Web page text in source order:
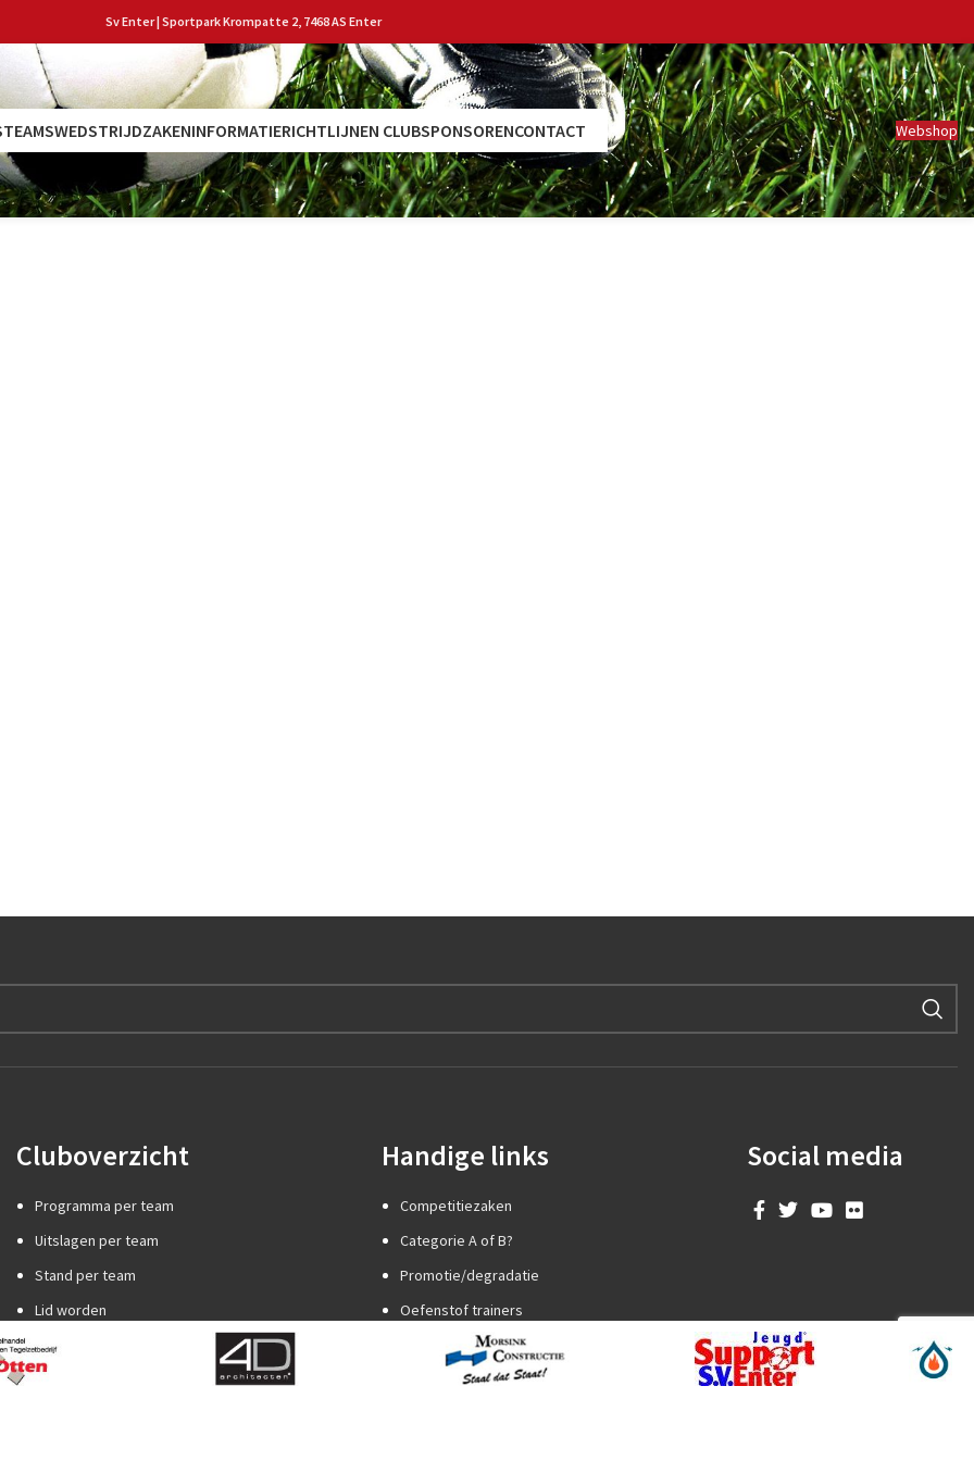
Sv Enter | Sportpark Krompatte 2, 7468 AS Enter
TEAMSWEDSTRIJDZAKENINFORMATIERICHTLIJNEN CLUBSPONSORENCONTACT Webshop
Cluboverzicht
Programma per team
Uitslagen per team
Stand per team
Lid worden
Internationaal jeugdtoernooi
Sponsor worden
Handige links
Competitiezaken
Categorie A of B?
Promotie/degradatie
Oefenstof trainers
Trainer worden?
Social media